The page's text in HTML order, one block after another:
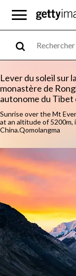
Lever du soleil sur
monastère de
autonome du Tibet
Sunrise over the Mt
at an altitude of
China.Qomolangma